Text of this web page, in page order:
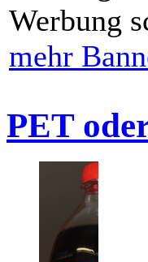
Werbung
mehr
PET